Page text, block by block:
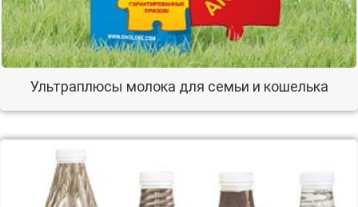
Ультраплюсы молока для семьи и кошелька